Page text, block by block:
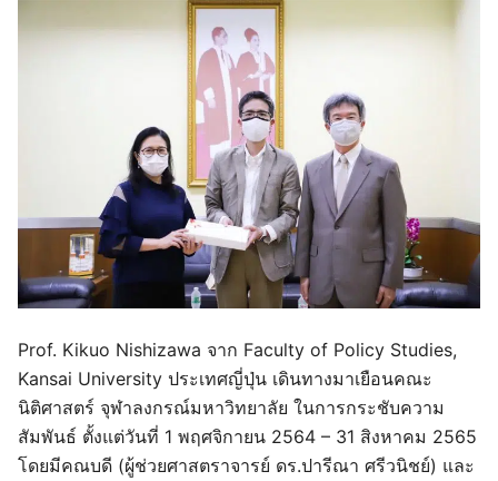
Prof. Kikuo Nishizawa จาก Faculty of Policy Studies,
Kansai University ประเทศญี่ปุ่น เดินทางมาเยือนคณะ
นิติศาสตร์ จุฬาลงกรณ์มหาวิทยาลัย ในการกระชับความ
สัมพันธ์ ตั้งแต่วันที่ 1 พฤศจิกายน 2564 – 31 สิงหาคม 2565
โดยมีคณบดี (ผู้ช่วยศาสตราจารย์ ดร.ปารีณา ศรีวนิชย์) และ